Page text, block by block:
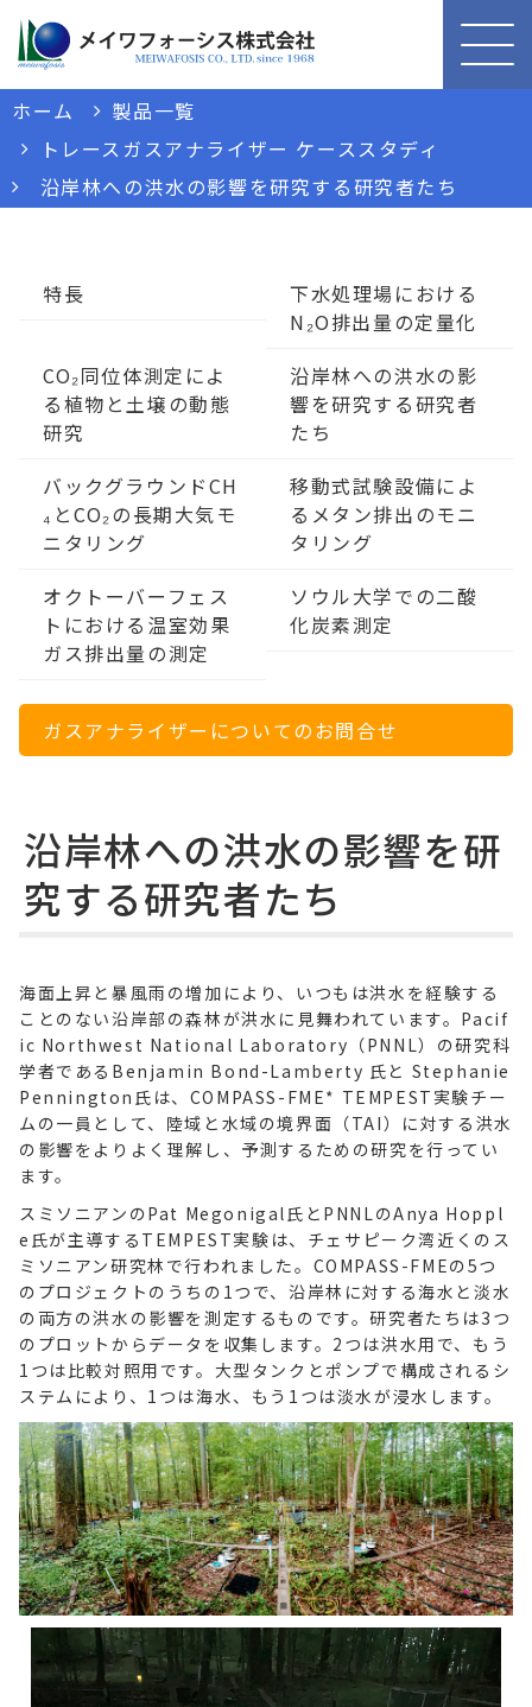
ホーム
製品一覧
トレースガスアナライザー ケーススタディ
沿岸林への洪水の影響を研究する研究者たち
特長
下水処理場における
N₂O排出量の定量化
CO₂同位体測定によ
る植物と土壌の動態
研究
沿岸林への洪水の影
響を研究する研究者
たち
バックグラウンドCH
₄とCO₂の長期大気モ
ニタリング
移動式試験設備によ
るメタン排出のモニ
タリング
オクトーバーフェス
トにおける温室効果
ガス排出量の測定
ソウル大学での二酸
化炭素測定
ガスアナライザーについてのお問合せ
沿岸林への洪水の影響を研
究する研究者たち
海面上昇と暴風雨の増加により、いつもは洪水を経験する
ことのない沿岸部の森林が洪水に見舞われています。Pacif
ic Northwest National Laboratory（PNNL）の研究科
学者であるBenjamin Bond-Lamberty 氏と Stephanie
Pennington氏は、COMPASS-FME* TEMPEST実験チー
ムの一員として、陸域と水域の境界面（TAI）に対する洪水
の影響をよりよく理解し、予測するための研究を行ってい
ます。
スミソニアンのPat Megonigal氏とPNNLのAnya Hoppl
e氏が主導するTEMPEST実験は、チェサピーク湾近くのス
ミソニアン研究林で行われました。COMPASS-FMEの5つ
のプロジェクトのうちの1つで、沿岸林に対する海水と淡水
の両方の洪水の影響を測定するものです。研究者たちは3つ
のプロットからデータを収集します。2つは洪水用で、もう
1つは比較対照用です。大型タンクとポンプで構成されるシ
ステムにより、1つは海水、もう1つは淡水が浸水します。